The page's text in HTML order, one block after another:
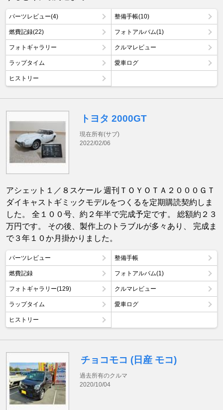
パーツレビュー(4) 整備手帳(10)
燃費記録(22) フォトアルバム(1)
フォトギャラリー クルマレビュー
ラップタイム 愛車ログ
ヒストリー
トヨタ 2000GT
現在所有(サブ)
2022/02/06
アシェット１／８スケール 週刊ＴＯＹＯＴＡ２０００ＧＴ
ダイキャストギミックモデルをつくるを定期購読契約しま
した。 全１００号、約２年半で完成予定です。 総額約２３
万円です。 その後、製作上のトラブルが多々あり、 完成ま
で３年１０か月掛かりました。
パーツレビュー 整備手帳
燃費記録 フォトアルバム(1)
フォトギャラリー(129) クルマレビュー
ラップタイム 愛車ログ
ヒストリー
チョコモコ (日産 モコ)
過去所有のクルマ
2020/10/04